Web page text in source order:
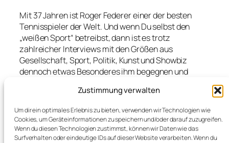
Zustimmung verwalten
Um dir ein optimales Erlebnis zu bieten, verwenden wir Technologien wie
Cookies, um Geräteinformationen zu speichern und/oder darauf zuzugreifen.
Wenn du diesen Technologien zustimmst, können wir Daten wie das
Surfverhalten oder eindeutige IDs auf dieser Website verarbeiten. Wenn du
Mit 37 Jahren ist Roger Federer einer der besten
Tennisspieler der Welt. Und wenn Du selbst den
„weißen Sport“ betreibst, dann ist es trotz
zahlreicher Interviews mit den Größen aus
Gesellschaft, Sport, Politik, Kunst und Showbiz
dennoch etwas Besonderes ihm begegnen und
Folge war das auf dem MercedesCup in Stuttgart
auf dem Gelände des TC Weissenhof jetzt der Fall.
2016, war im Halbfinale Schluss, 2017 wurde er von
Tommy Haas schon beim ersten Spiel geschlagen,
doch…